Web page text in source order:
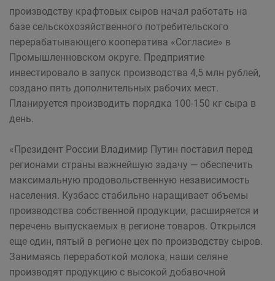
производству крафтовых сыров начал работать на
базе сельскохозяйственного потребительского
перерабатывающего кооператива «Согласие» в
Промышленновском округе. Предприятие
инвестировало в запуск производства 4,5 млн рублей,
создано пять дополнительных рабочих мест.
Планируется производить порядка 100-150 кг сыра в
день.
«Президент России Владимир Путин поставил перед
регионами страны важнейшую задачу — обеспечить
максимальную продовольственную независимость
населения. Кузбасс стабильно наращивает объемы
производства собственной продукции, расширяется и
перечень выпускаемых в регионе товаров. Открылся
еще один, пятый в регионе цех по производству сыров.
Занимаясь переработкой молока, наши селяне
производят продукцию с высокой добавочной